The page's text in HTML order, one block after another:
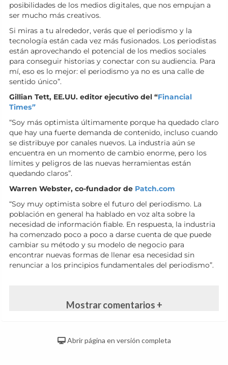
posibilidades de los medios digitales, que nos empujan a
ser mucho más creativos.
Si miras a tu alrededor, verás que el periodismo y la
tecnología están cada vez más fusionados. Los periodistas
están aprovechando el potencial de los medios sociales
para conseguir historias y conectar con su audiencia. Para
mí, eso es lo mejor: el periodismo ya no es una calle de
sentido único”.
Gillian Tett, EE.UU. editor ejecutivo del “Financial
Times”
“Soy más optimista últimamente porque ha quedado claro
que hay una fuerte demanda de contenido, incluso cuando
se distribuye por canales nuevos. La industria aún se
encuentra en un momento de cambio enorme, pero los
límites y peligros de las nuevas herramientas están
quedando claros”.
Warren Webster, co-fundador de Patch.com
“Soy muy optimista sobre el futuro del periodismo. La
población en general ha hablado en voz alta sobre la
necesidad de información fiable. En respuesta, la industria
ha comenzado poco a poco a darse cuenta de que puede
cambiar su método y su modelo de negocio para
encontrar nuevas formas de llenar esa necesidad sin
renunciar a los principios fundamentales del periodismo”.
Mostrar comentarios +
Abrir página en versión completa